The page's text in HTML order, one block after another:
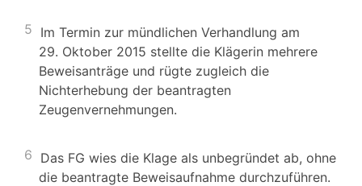
5 Im Termin zur mündlichen Verhandlung am
29. Oktober 2015 stellte die Klägerin mehrere
Beweisanträge und rügte zugleich die
Nichterhebung der beantragten
Zeugenvernehmungen.
6 Das FG wies die Klage als unbegründet ab, ohne
die beantragte Beweisaufnahme durchzuführen.